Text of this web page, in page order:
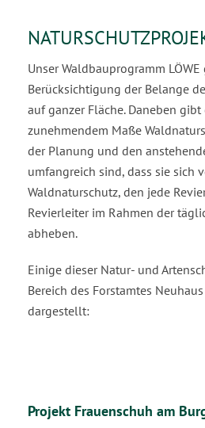
Unser Waldbauprogramm
Berücksichtigung der Belange
auf ganzer Fläche. Daneben gibt
zunehmendem Maße
der Planung und den
umfangreich sind, dass sie sich
Waldnaturschutz, den jede
Revierleiter im Rahmen der
abheben.
Einige dieser Natur- und
Bereich des Forstamtes
dargestellt:
Projekt Frauenschuh am